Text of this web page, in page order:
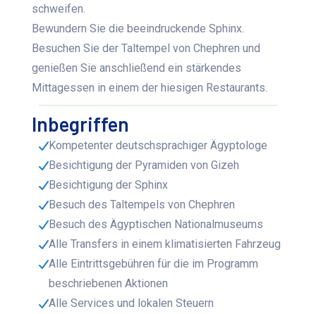
schweifen.
Bewundern Sie die beeindruckende Sphinx.
Besuchen Sie der Taltempel von Chephren und
genießen Sie anschließend ein stärkendes
Mittagessen in einem der hiesigen Restaurants.
Inbegriffen
Kompetenter deutschsprachiger Ägyptologe
Besichtigung der Pyramiden von Gizeh
Besichtigung der Sphinx
Besuch des Taltempels von Chephren
Besuch des Ägyptischen Nationalmuseums
Alle Transfers in einem klimatisierten Fahrzeug
Alle Eintrittsgebühren für die im Programm
beschriebenen Aktionen
Alle Services und lokalen Steuern